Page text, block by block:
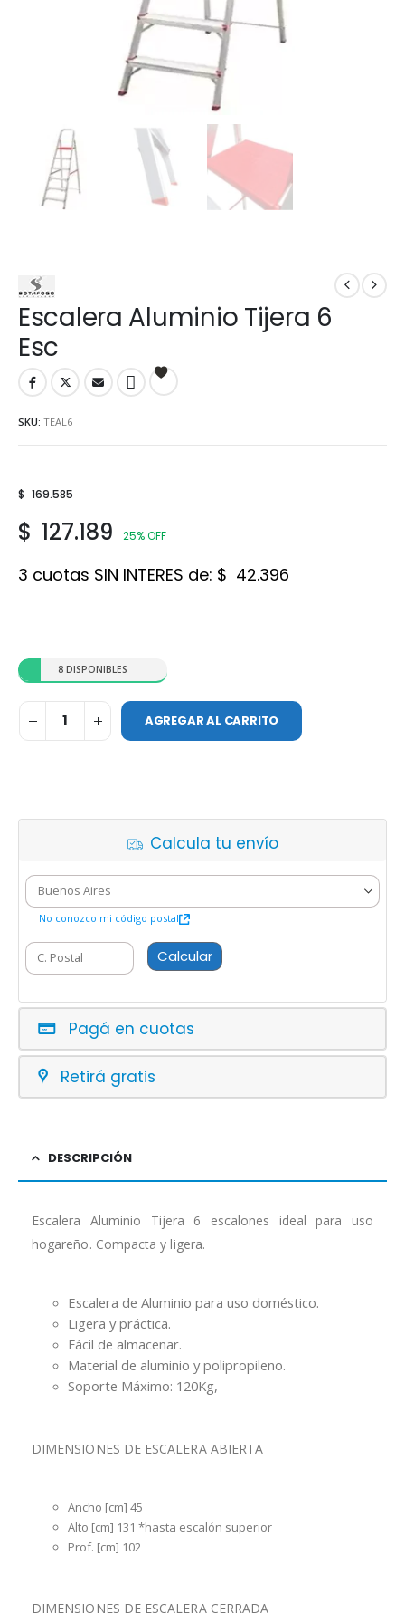
Escalera Aluminio Tijera 6
Esc
SKU: TEAL6
$ 169.585
$ 127.189 25% OFF
3 cuotas SIN INTERES de: $ 42.396
8 DISPONIBLES
AGREGAR AL CARRITO
Calcula tu envío
No conozco mi código postal
Calcular
Pagá en cuotas
Retirá gratis
DESCRIPCIÓN
Escalera Aluminio Tijera 6 escalones ideal para uso
hogareño. Compacta y ligera.
Escalera de Aluminio para uso doméstico.
Ligera y práctica.
Fácil de almacenar.
Material de aluminio y polipropileno.
Soporte Máximo: 120Kg,
DIMENSIONES DE ESCALERA ABIERTA
Ancho [cm] 45
Alto [cm] 131 *hasta escalón superior
Prof. [cm] 102
DIMENSIONES DE ESCALERA CERRADA